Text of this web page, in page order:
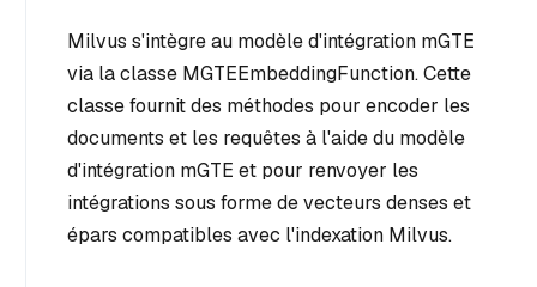
Milvus s'intègre au modèle d'intégration mGTE
via la classe MGTEEmbeddingFunction. Cette
classe fournit des méthodes pour encoder les
documents et les requêtes à l'aide du modèle
d'intégration mGTE et pour renvoyer les
intégrations sous forme de vecteurs denses et
épars compatibles avec l'indexation Milvus.